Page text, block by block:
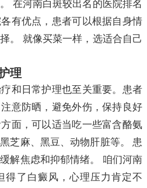
在河南白斑较出名的医院排名
有优点，患者可以根据自身情
。 就像买菜一样，选适合自己
理
和日常护理也至关重要。患者
意防晒，避免外伤，保持良好
面，可以适当吃一些富含酪氨
芝麻、黑豆、动物肝脏等。 患
解焦虑和抑郁情绪。 咱们河南
得了白癜风，心理压力肯定不